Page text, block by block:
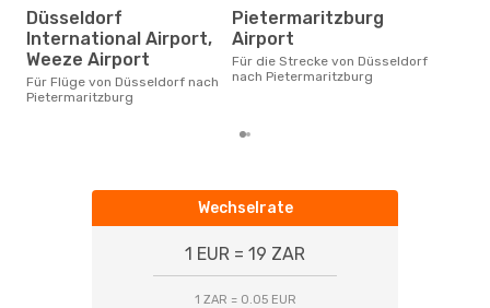
Düsseldorf
International Airport,
Weeze Airport
Für Flüge von Düsseldorf nach
Pietermaritzburg
Pietermaritzburg
Airport
Für die Strecke von Düsseldorf
nach Pietermaritzburg
Wechselrate
1 EUR = 19 ZAR
1 ZAR = 0.05 EUR